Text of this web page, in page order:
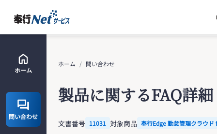
ホーム
問い合わせ
ホーム 問い合わせ
製品に関するFAQ詳細
文書番号 11031 対象商品 奉行Edge 勤怠管理クラウド